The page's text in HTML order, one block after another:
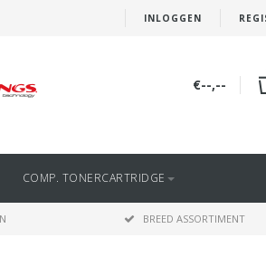
INLOGGEN
€--,--
COMP. TONERCARTRIDGE
BREED ASSORTIMENT